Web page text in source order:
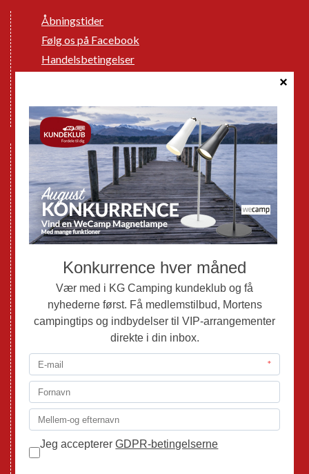
Åbningstider
Følg os på Facebook
Handelsbetingelser
GPDR - Optagelse af foto og video
Nye Campingvogne
Nye Autocampere og Vans
Brugte Campingvogne
Brugte Autocampere og Vans
Webshop
Mortens Campingtips
KG Camping Kundeklub
Nyheder
Adria
Adria Autocampere
Eriba
Fendt
Hobby
Randger Van